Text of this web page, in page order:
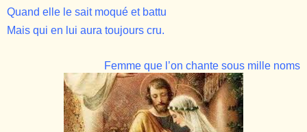
Quand elle le sait moqué et battu
Mais qui en lui aura toujours cru.
Femme que l’on chante sous mille noms